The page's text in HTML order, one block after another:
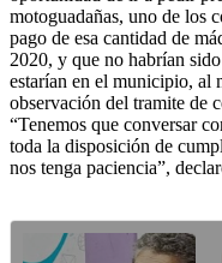
motoguadañas, uno de los
pago de esa cantidad de
2020, y que no habrían
estarían en el municipio, al
observación del tramite de
“Tenemos que conversar
toda la disposición de
nos tenga paciencia”,